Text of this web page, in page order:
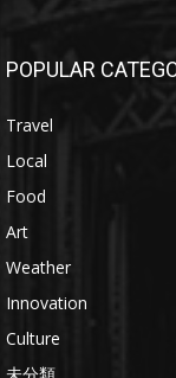
POPULAR
Travel
Local
Food
Art
Weather
Innovation
Culture